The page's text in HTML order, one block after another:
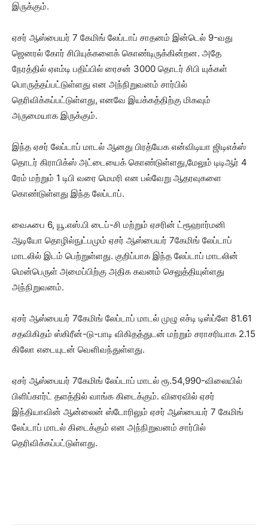
இருக்கும்.
ஏசர் ஆஸ்பையர் 7 கேமிங் லேப்டாப் சாதனம் இன்டெல் 9-வது
ஜெனரல் கோர் சிபியுக்களைக் கொண்டிருக்கின்றன. அதே
நேரத்தில் ஏஎம்டி பதிப்பில் ரைசன் 3000 தொடர் சிபி யுக்கள்
பொருத்தப்பட்டுள்ளது என அந்நிறுவனம் சார்பில்
தெரிவிக்கப்பட்டுள்ளது, எனவே இயக்கத்திற்கு மிகவும்
அருமையாக இருக்கும்.
இந்த ஏசர் லேப்டாப் மாடல் ஆனது பிரத்யேக என்விடியா ஜிடிஎக்ஸ்
தொடர் கிராபிக்ஸ் அட்டையைக் கொண்டுள்ளது,மேலும் டிடிஆர் 4
ரேம் மற்றும் 1 டிபி வரை மெமரி என பல்வேறு ஆதரவுகளை
கொண்டுள்ளது இந்த லேப்டாப்.
வைஃபை 6, யூ.எஸ்.பி டைப்-சி மற்றும் ஏசரின் ட்ரூஹார்மனி
ஆடியோ தொழில்நுட்பமும் ஏசர் ஆஸ்பையர் 7கேமிங் லேப்டாப்
மாடலில் இடம் பெற்றுள்ளது. குறிப்பாக இந்த லேப்டாப் மாடலின்
மென்பெருள் அமைப்பிற்கு அதிக கவனம் செலுத்தியுள்ளது
அந்நிறுவனம்.
ஏசர் ஆஸ்பையர் 7கேமிங் லேப்டாப் மாடல் முழு எச்டி டிஸ்ப்ளே 81.61
சதவிகிதம் ஸ்கிரீன்-டு-பாடி விகிதத்துடன் மற்றும் சராசரியாக 2.15
கிலோ எடையுடன் வெளிவந்துள்ளது.
ஏசர் ஆஸ்பையர் 7கேமிங் லேப்டாப் மாடல் ரூ.54,990-விலையில்
பிளிப்கார்ட் தளத்தில் வாங்க கிடைக்கும். விரைவில் ஏசர்
இந்தியாவின் ஆன்லைன் ஸ்டோரிலும் ஏசர் ஆஸ்பையர் 7 கேமிங்
லேப்டாப் மாடல் கிடைக்கும் என அந்நிறுவனம் சார்பில்
தெரிவிக்கப்பட்டுள்ளது.